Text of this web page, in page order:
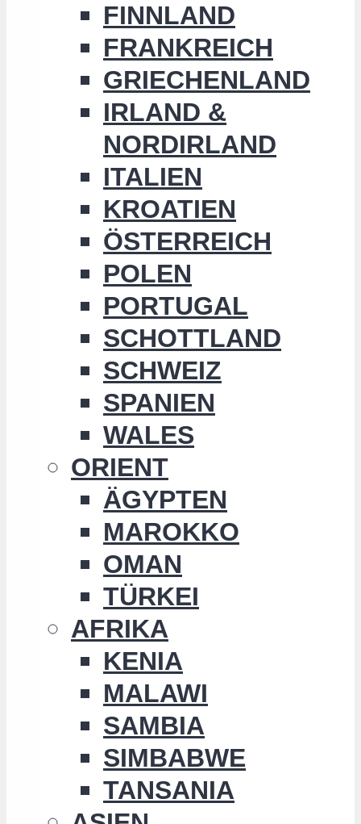
FINNLAND
FRANKREICH
GRIECHENLAND
IRLAND &
NORDIRLAND
ITALIEN
KROATIEN
ÖSTERREICH
POLEN
PORTUGAL
SCHOTTLAND
SCHWEIZ
SPANIEN
WALES
ORIENT
ÄGYPTEN
MAROKKO
OMAN
TÜRKEI
AFRIKA
KENIA
MALAWI
SAMBIA
SIMBABWE
TANSANIA